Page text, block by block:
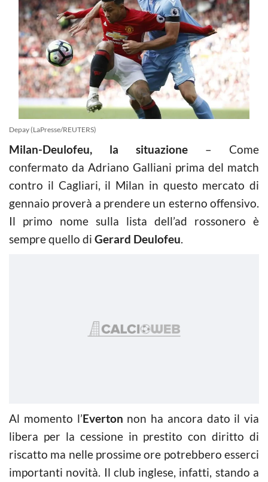
Depay (LaPresse/REUTERS)
Milan-Deulofeu, la situazione – Come
confermato da Adriano Galliani prima del match
contro il Cagliari, il Milan in questo mercato di
gennaio proverà a prendere un esterno offensivo.
Il primo nome sulla lista dell’ad rossonero è
sempre quello di Gerard Deulofeu.
Al momento l’Everton non ha ancora dato il via
libera per la cessione in prestito con diritto di
riscatto ma nelle prossime ore potrebbero esserci
importanti novità. Il club inglese, infatti, stando a